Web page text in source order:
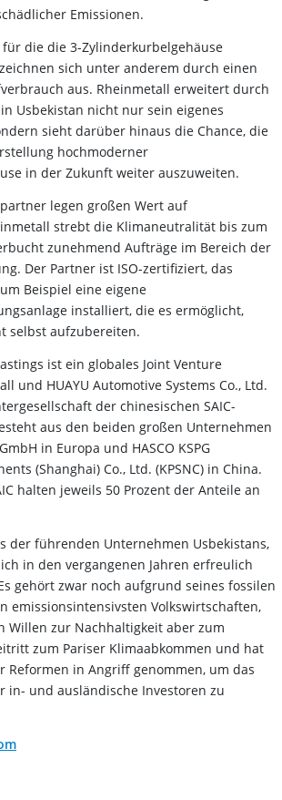
Emissionen.
für die die 3-Zylinderkurbelgehäuse
sich unter anderem durch einen
aus. Rheinmetall erweitert durch
Usbekistan nicht nur sein eigenes
sieht darüber hinaus die Chance, die
hochmoderner
in der Zukunft weiter auszuweiten.
legen großen Wert auf
strebt die Klimaneutralität bis zum
zunehmend Aufträge im Bereich der
Der Partner ist ISO-zertifiziert, das
Beispiel eine eigene
installiert, die es ermöglicht,
selbst aufzubereiten.
ist ein globales Joint Venture
und HUAYU Automotive Systems Co., Ltd.
der chinesischen SAIC-
aus den beiden großen Unternehmen
in Europa und HASCO KSPG
(Shanghai) Co., Ltd. (KPSNC) in China.
halten jeweils 50 Prozent der Anteile an
der führenden Unternehmen Usbekistans,
in den vergangenen Jahren erfreulich
gehört zwar noch aufgrund seines fossilen
emissionsintensivsten Volkswirtschaften,
Willen zur Nachhaltigkeit aber zum
zum Pariser Klimaabkommen und hat
Reformen in Angriff genommen, um das
in- und ausländische Investoren zu